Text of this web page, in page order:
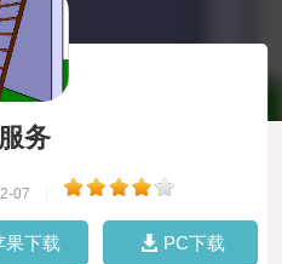
务
07
果下载 PC下载